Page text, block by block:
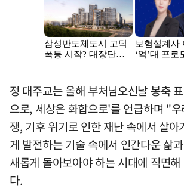
정 대주교는 올해 부처님오신날 봉축
으로, 세상은 화합으로'를 언급하며 "
쟁, 기후 위기로 인한 재난 속에서 살아
게 발전하는 기술 속에서 인간다운 삶
새롭게 돌아보아야 하는 시대에 직면
다.